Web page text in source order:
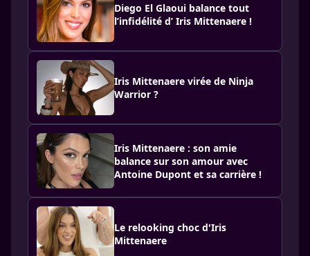
Diego El Glaoui balance tout
l’infidélité d’ Iris Mittenaere !
Iris Mittenaere virée de Ninja
Warrior ?
Iris Mittenaere : son amie
balance sur son amour avec
Antoine Dupont et sa carrière !
Le relooking choc d'Iris
Mittenaere